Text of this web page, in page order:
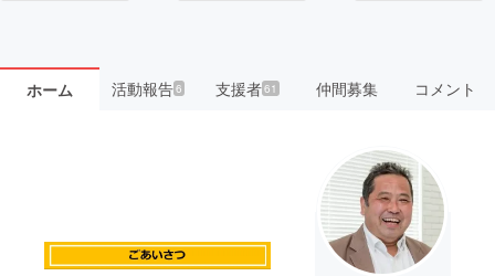
ホーム 活動報告6 支援者61 仲間募集 コメント